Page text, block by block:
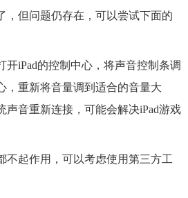
，但问题仍存在，可以尝试下面的
开iPad的控制中心，将声音控制条调
，重新将音量调到适合的音量大
声音重新连接，可能会解决iPad游戏
不起作用，可以考虑使用第三方工